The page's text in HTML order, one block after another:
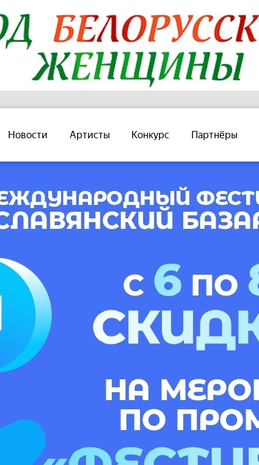
Новости Артисты Конкурс Партнёры